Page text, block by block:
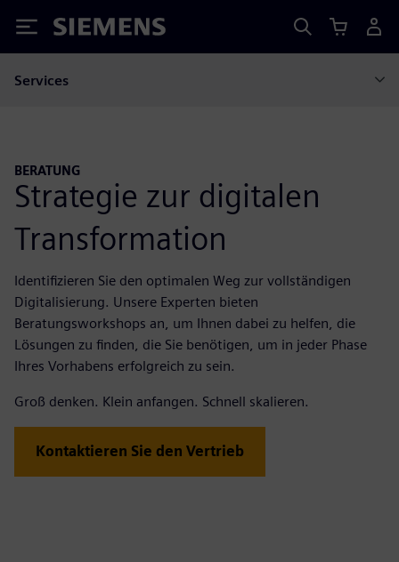
Siemens
Services
BERATUNG
Strategie zur digitalen
Transformation
Identifizieren Sie den optimalen Weg zur vollständigen
Digitalisierung. Unsere Experten bieten
Beratungsworkshops an, um Ihnen dabei zu helfen, die
Lösungen zu finden, die Sie benötigen, um in jeder Phase
Ihres Vorhabens erfolgreich zu sein.
Groß denken. Klein anfangen. Schnell skalieren.
Kontaktieren Sie den Vertrieb